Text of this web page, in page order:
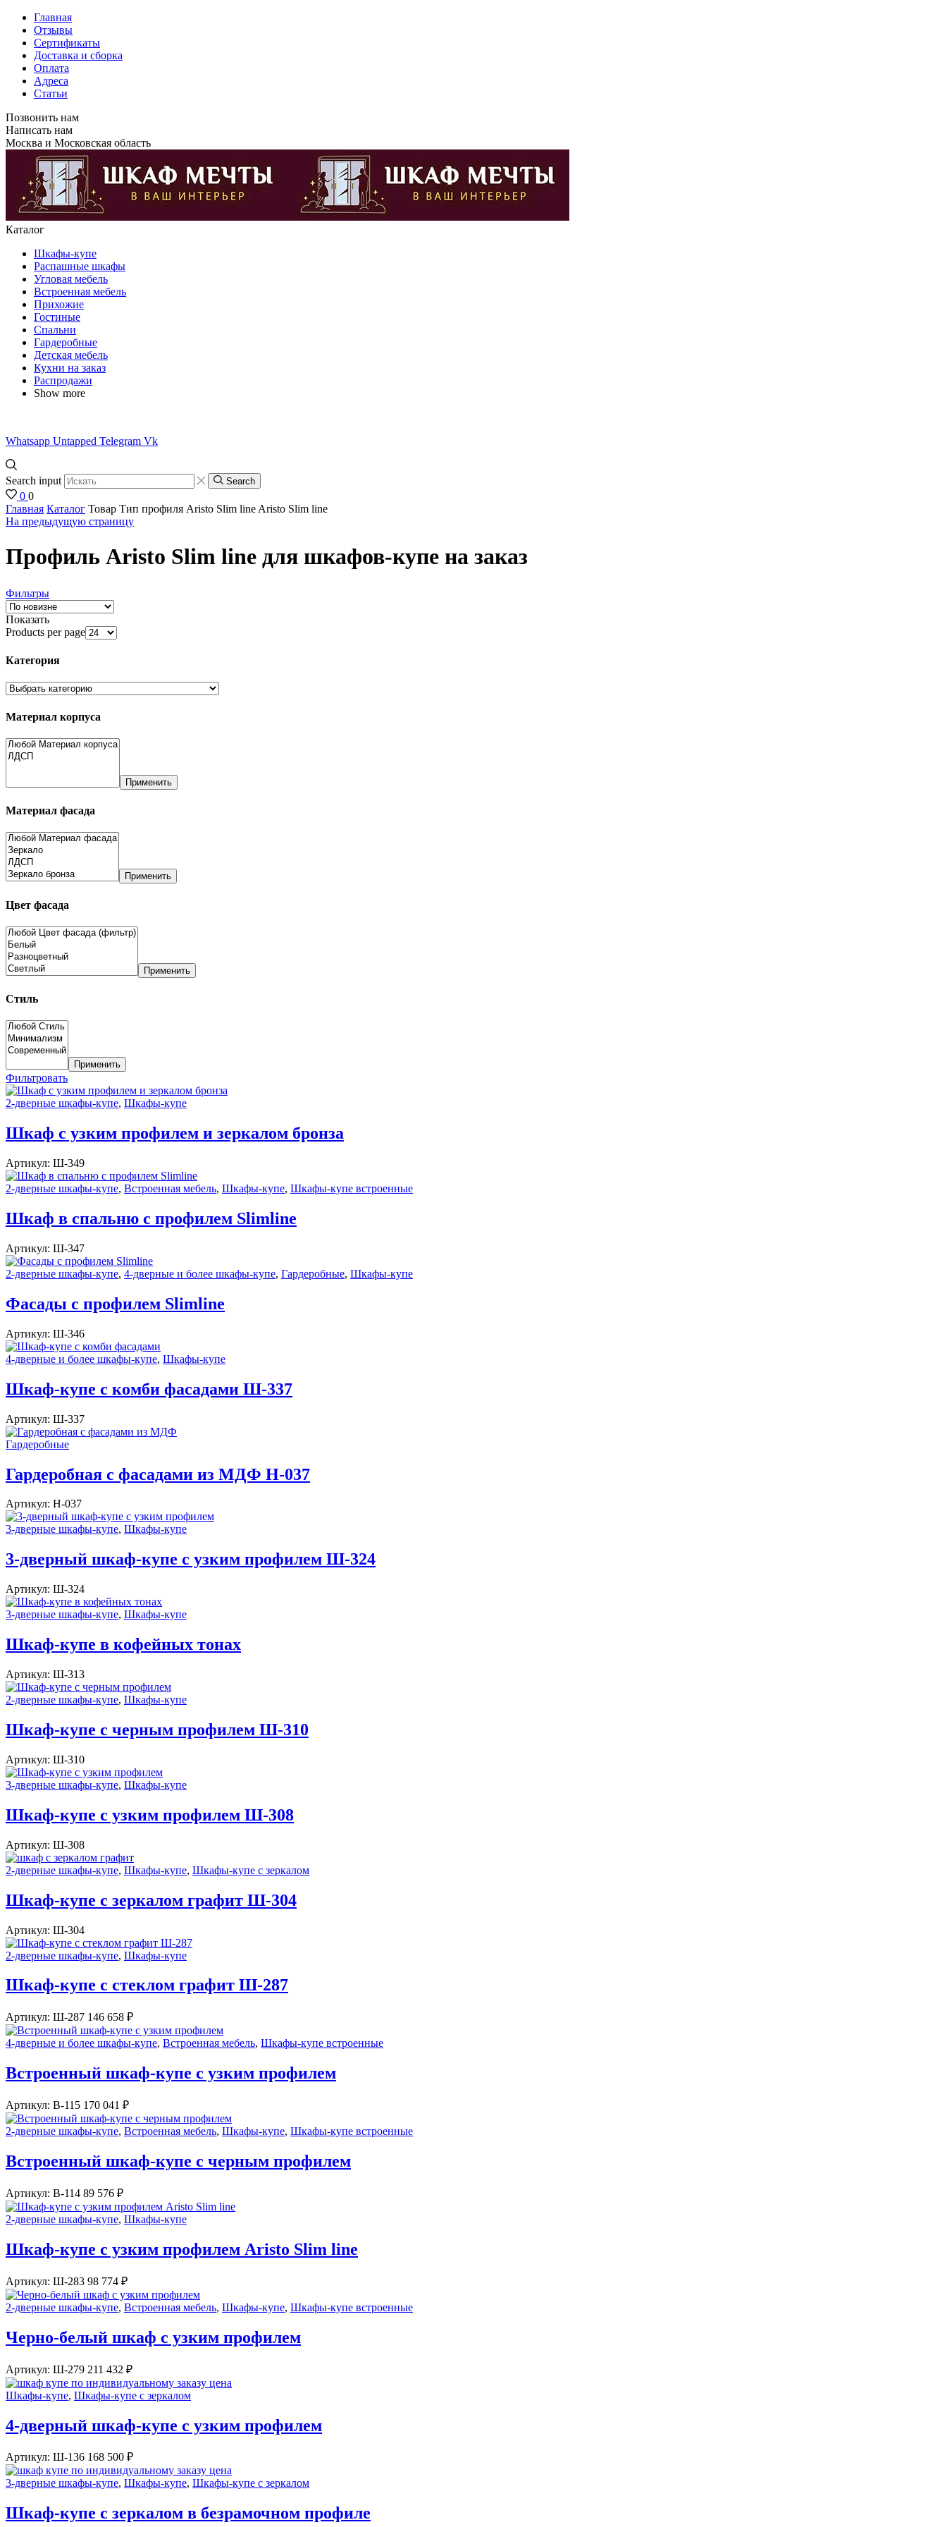
Главная
Отзывы
Сертификаты
Доставка и сборка
Оплата
Адреса
Статьи
Позвонить нам
Написать нам
Москва и Московская область
Каталог
Шкафы-купе
Распашные шкафы
Угловая мебель
Встроенная мебель
Прихожие
Гостиные
Спальни
Гардеробные
Детская мебель
Кухни на заказ
Распродажи
Show more
Whatsapp Untapped Telegram Vk
Search input Search
0 0
Главная Каталог Товар Тип профиля Aristo Slim line Aristo Slim line
На предыдущую страницу
Профиль Aristo Slim line для шкафов-купе на заказ
Фильтры
Показать
Products per page
Категория
Материал корпуса
Применить
Материал фасада
Применить
Цвет фасада
Применить
Стиль
Применить
Фильтровать
2-дверные шкафы-купе, Шкафы-купе
Шкаф с узким профилем и зеркалом бронза
Артикул: Ш-349
2-дверные шкафы-купе, Встроенная мебель, Шкафы-купе, Шкафы-купе встроенные
Шкаф в спальню с профилем Slimline
Артикул: Ш-347
2-дверные шкафы-купе, 4-дверные и более шкафы-купе, Гардеробные, Шкафы-купе
Фасады с профилем Slimline
Артикул: Ш-346
4-дверные и более шкафы-купе, Шкафы-купе
Шкаф-купе с комби фасадами Ш-337
Артикул: Ш-337
Гардеробные
Гардеробная с фасадами из МДФ Н-037
Артикул: Н-037
3-дверные шкафы-купе, Шкафы-купе
3-дверный шкаф-купе с узким профилем Ш-324
Артикул: Ш-324
3-дверные шкафы-купе, Шкафы-купе
Шкаф-купе в кофейных тонах
Артикул: Ш-313
2-дверные шкафы-купе, Шкафы-купе
Шкаф-купе с черным профилем Ш-310
Артикул: Ш-310
3-дверные шкафы-купе, Шкафы-купе
Шкаф-купе с узким профилем Ш-308
Артикул: Ш-308
2-дверные шкафы-купе, Шкафы-купе, Шкафы-купе с зеркалом
Шкаф-купе с зеркалом графит Ш-304
Артикул: Ш-304
2-дверные шкафы-купе, Шкафы-купе
Шкаф-купе с стеклом графит Ш-287
Артикул: Ш-287 146 658 ₽
4-дверные и более шкафы-купе, Встроенная мебель, Шкафы-купе встроенные
Встроенный шкаф-купе с узким профилем
Артикул: В-115 170 041 ₽
2-дверные шкафы-купе, Встроенная мебель, Шкафы-купе, Шкафы-купе встроенные
Встроенный шкаф-купе с черным профилем
Артикул: В-114 89 576 ₽
2-дверные шкафы-купе, Шкафы-купе
Шкаф-купе с узким профилем Aristo Slim line
Артикул: Ш-283 98 774 ₽
2-дверные шкафы-купе, Встроенная мебель, Шкафы-купе, Шкафы-купе встроенные
Черно-белый шкаф с узким профилем
Артикул: Ш-279 211 432 ₽
Шкафы-купе, Шкафы-купе с зеркалом
4-дверный шкаф-купе с узким профилем
Артикул: Ш-136 168 500 ₽
3-дверные шкафы-купе, Шкафы-купе, Шкафы-купе с зеркалом
Шкаф-купе с зеркалом в безрамочном профиле